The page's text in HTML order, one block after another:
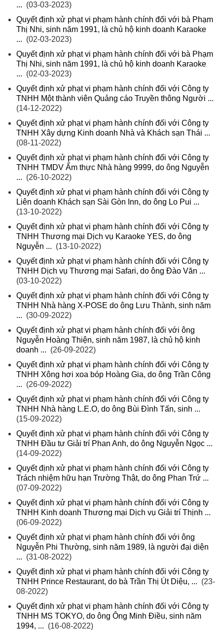
... (03-03-2023)
Quyết định xử phạt vi phạm hành chính đối với bà Phạm
Thị Nhi, sinh năm 1991, là chủ hộ kinh doanh Karaoke
... (02-03-2023)
Quyết định xử phạt vi phạm hành chính đối với bà Phạm
Thị Nhi, sinh năm 1991, là chủ hộ kinh doanh Karaoke
... (02-03-2023)
Quyết định xử phạt vi phạm hành chính đối với Công ty
TNHH Một thành viên Quảng cáo Truyền thông Người ...
(14-12-2022)
Quyết định xử phạt vi phạm hành chính đối với Công ty
TNHH Xây dựng Kinh doanh Nhà và Khách sạn Thái ...
(08-11-2022)
Quyết định xử phạt vi phạm hành chính đối với Công ty
TNHH TMDV Ẩm thực Nhà hàng 9999, do ông Nguyễn
... (26-10-2022)
Quyết định xử phạt vi phạm hành chính đối với Công ty
Liên doanh Khách sạn Sài Gòn Inn, do ông Lo Pui ...
(13-10-2022)
Quyết định xử phạt vi phạm hành chính đối với Công ty
TNHH Thương mại Dịch vụ Karaoke YES, do ông
Nguyễn ... (13-10-2022)
Quyết định xử phạt vi phạm hành chính đối với Công ty
TNHH Dịch vụ Thương mại Safari, do ông Đào Văn ...
(03-10-2022)
Quyết định xử phạt vi phạm hành chính đối với Công ty
TNHH Nhà hàng X-POSE do ông Lưu Thành, sinh năm
... (30-09-2022)
Quyết định xử phạt vi phạm hành chính đối với ông
Nguyễn Hoàng Thiện, sinh năm 1987, là chủ hộ kinh
doanh ... (26-09-2022)
Quyết định xử phạt vi phạm hành chính đối với Công ty
TNHH Xông hơi xoa bóp Hoàng Gia, do ông Trần Công
... (26-09-2022)
Quyết định xử phạt vi phạm hành chính đối với Công ty
TNHH Nhà hàng L.E.O, do ông Bùi Đình Tấn, sinh ...
(15-09-2022)
Quyết định xử phạt vi phạm hành chính đối với Công ty
TNHH Đầu tư Giải trí Phan Anh, do ông Nguyễn Ngọc ...
(14-09-2022)
Quyết định xử phạt vi phạm hành chính đối với Công ty
Trách nhiệm hữu hạn Trường Thật, do ông Phan Trứ ...
(07-09-2022)
Quyết định xử phạt vi phạm hành chính đối với Công ty
TNHH Kinh doanh Thương mại Dịch vụ Giải trí Thịnh ...
(06-09-2022)
Quyết định xử phạt vi phạm hành chính đối với ông
Nguyễn Phi Thường, sinh năm 1989, là người đại diện
... (31-08-2022)
Quyết định xử phạt vi phạm hành chính đối với Công ty
TNHH Prince Restaurant, do bà Trần Thị Út Diệu, ... (23-
08-2022)
Quyết định xử phạt vi phạm hành chính đối với Công ty
TNHH MS TOKYO, do ông Ông Minh Điều, sinh năm
1994, ... (16-08-2022)